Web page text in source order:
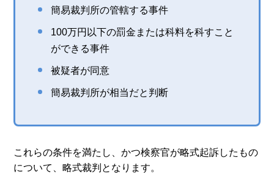
簡易裁判所の管轄する事件
100万円以下の罰金または科料を科すこと
ができる事件
被疑者が同意
簡易裁判所が相当だと判断
これらの条件を満たし、かつ検察官が略式起訴したもの
について、略式裁判となります。